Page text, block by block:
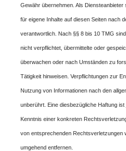
Gewähr übernehmen. Als
für eigene Inhalte auf diesen Seiten nach
verantwortlich. Nach §§ 8 bis 10 TMG
nicht verpflichtet, übermittelte oder
überwachen oder nach Umständen zu
Tätigkeit hinweisen. Verpflichtungen zur
Nutzung von Informationen nach den
unberührt. Eine diesbezügliche Haftung
Kenntnis einer konkreten
von entsprechenden Rechtsverletzungen
umgehend entfernen.